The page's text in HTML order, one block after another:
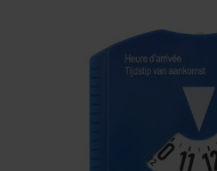
Beurs & Event
Sleutelhangers & Tools
Alle geefmomenten